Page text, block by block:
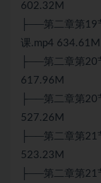
602.32M
├──第二章第19
课.mp4 634.61M
├──第二章第20
617.96M
├──第二章第20
527.26M
├──第二章第21
523.23M
├──第二章第21